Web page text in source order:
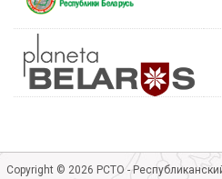
Copyright © 2026 РСТО -